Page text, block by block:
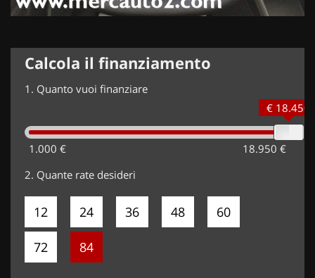
Calcola il finanziamento
1. Quanto vuoi finanziare
1.000 € 18.950 €
€ 18.450
2. Quante rate desideri
12 24 36 48 60
72 84